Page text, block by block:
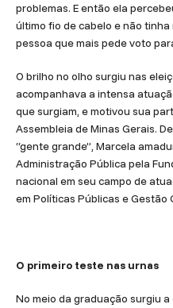
problemas. E então ela
último fio de cabelo e não
pessoa que mais pede voto
O brilho no olho surgiu nas
acompanhava a intensa
que surgiam, e motivou sua
Assembleia de Minas Gerais.
“gente grande”, Marcela
Administração Pública pela
nacional em seu campo de
em Políticas Públicas e Gestão
O primeiro teste nas urnas
No meio da graduação surgiu